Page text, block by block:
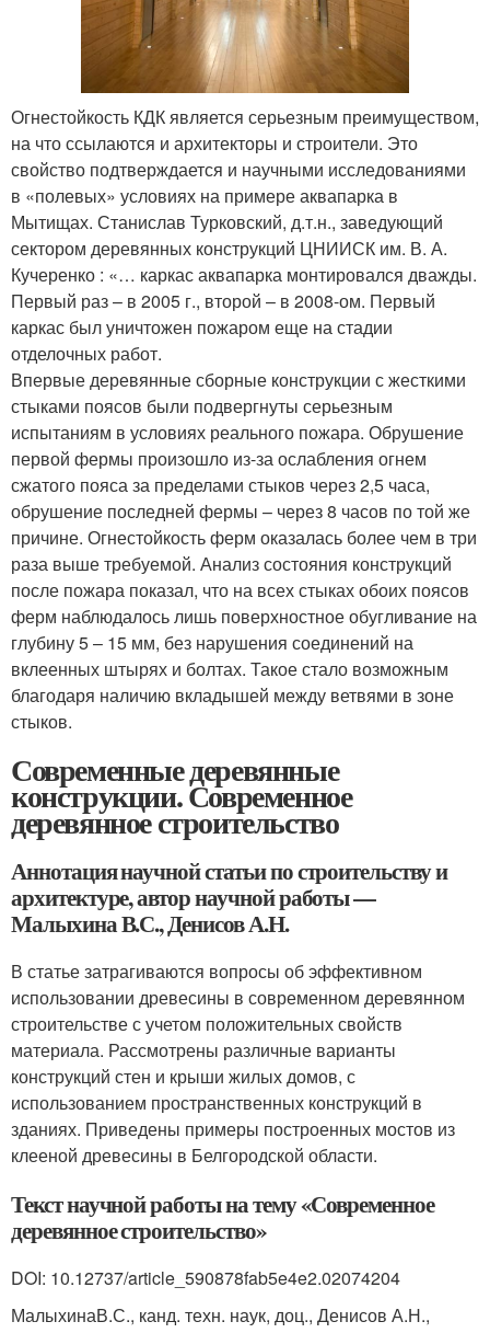
Огнестойкость КДК является серьезным преимуществом,
на что ссылаются и архитекторы и строители. Это
свойство подтверждается и научными исследованиями
в «полевых» условиях на примере аквапарка в
Мытищах. Станислав Турковский, д.т.н., заведующий
сектором деревянных конструкций ЦНИИСК им. В. А.
Кучеренко : «… каркас аквапарка монтировался дважды.
Первый раз – в 2005 г., второй – в 2008-ом. Первый
каркас был уничтожен пожаром еще на стадии
отделочных работ.
Впервые деревянные сборные конструкции с жесткими
стыками поясов были подвергнуты серьезным
испытаниям в условиях реального пожара. Обрушение
первой фермы произошло из-за ослабления огнем
сжатого пояса за пределами стыков через 2,5 часа,
обрушение последней фермы – через 8 часов по той же
причине. Огнестойкость ферм оказалась более чем в три
раза выше требуемой. Анализ состояния конструкций
после пожара показал, что на всех стыках обоих поясов
ферм наблюдалось лишь поверхностное обугливание на
глубину 5 – 15 мм, без нарушения соединений на
вклеенных штырях и болтах. Такое стало возможным
благодаря наличию вкладышей между ветвями в зоне
стыков.
Современные деревянные
конструкции. Современное
деревянное строительство
Аннотация научной статьи по строительству и
архитектуре, автор научной работы —
Малыхина В.С., Денисов А.Н.
В статье затрагиваются вопросы об эффективном
использовании древесины в современном деревянном
строительстве с учетом положительных свойств
материала. Рассмотрены различные варианты
конструкций стен и крыши жилых домов, с
использованием пространственных конструкций в
зданиях. Приведены примеры построенных мостов из
клееной древесины в Белгородской области.
Текст научной работы на тему «Современное
деревянное строительство»
DOI: 10.12737/article_590878fab5e4e2.02074204
МалыхинаВ.С., канд. техн. наук, доц., Денисов А.Н.,